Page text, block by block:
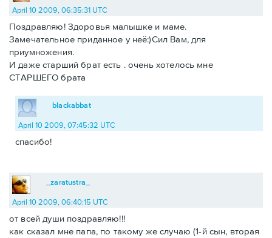
April 10 2009, 06:35:31 UTC
Поздравляю! Здоровья малышке и маме.
Замечательное приданное у неё:)Сил Вам, для
приумножения.
И даже старший брат есть . очень хотелось мне
СТАРШЕГО брата
blackabbat
April 10 2009, 07:45:32 UTC
спасибо!
_zaratustra_
April 10 2009, 06:40:15 UTC
от всей души поздравляю!!!
как сказал мне папа, по такому же случаю (1-й сын, вторая